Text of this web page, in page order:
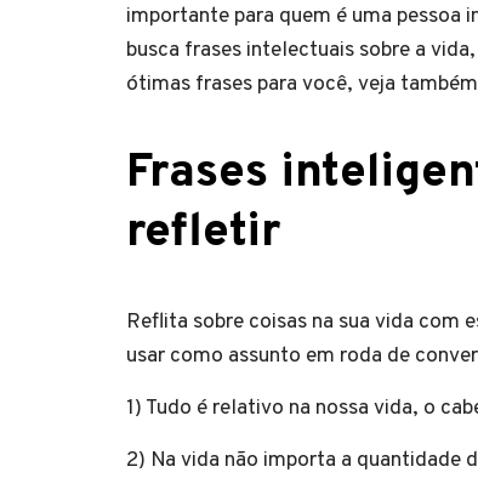
importante para quem é uma pessoa
busca frases intelectuais sobre a
ótimas frases para você, veja
Frases
refletir
Reflita sobre coisas na sua vida com
usar como assunto em roda de
1) Tudo é relativo na nossa vida, o
2) Na vida não importa a quantidade